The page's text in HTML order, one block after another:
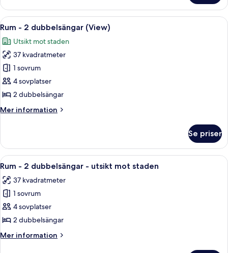
-
dubbelsängar
Öppna
alla
foton
för
Rum
-
2
(View)
Ett hotellrum med en säng, ett
6
Rum - 2 dubbelsängar (View)
Utsikt mot staden
37 kvadratmeter
1 sovrum
4 sovplatser
2 dubbelsängar
Mer information
Mer
-
dubbelsängar
Se priser
Öppna
alla
foton
för
Rum
-
2
dubbelsängar
Ett hotellrum med en säng, ett
8
Rum - 2 dubbelsängar - utsikt mot staden
37 kvadratmeter
1 sovrum
4 sovplatser
2 dubbelsängar
Mer information
Mer